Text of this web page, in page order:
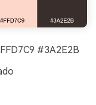
#3A2E2B